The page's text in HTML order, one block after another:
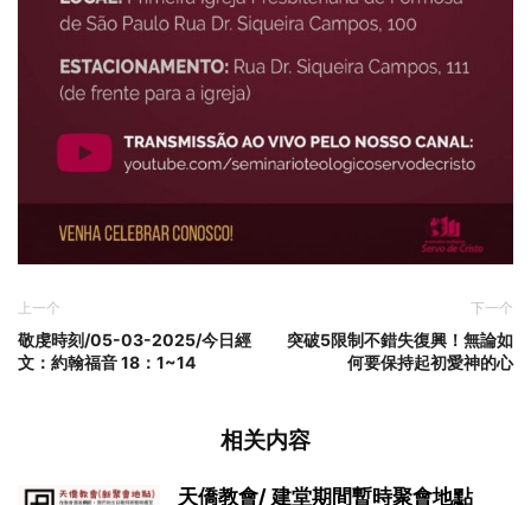
上一个
敬虔時刻/05-03-2025/今日經
文：約翰福音 18：1~14
下一个
突破5限制不錯失復興！無論如
何要保持起初愛神的心
相关内容
天僑教會/ 建堂期間暫時聚會地點